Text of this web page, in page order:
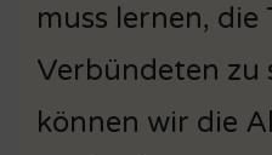
muss lernen, die
Verbündeten zu
können wir die